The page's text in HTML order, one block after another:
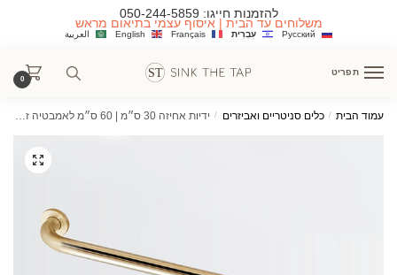
להזמנות חייגו: 050-244-5859
משלוחים עד הבית | איסוף עצמי בתיאום מראש
العربية English Français עִבְרִית Русский
תפריט
0
עמוד הבית / כלים סניטריים ואביזרים / ידיות אחיזה 30 ס״מ | 60 ס״מ לאמבטיה זהב מבריק